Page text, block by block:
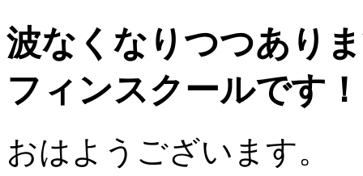
波なくなりつつあり
フィンスクールです
おはようございます。